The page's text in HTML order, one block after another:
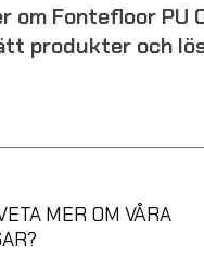
om Fontefloor PU
produkter och
MER OM VÅRA